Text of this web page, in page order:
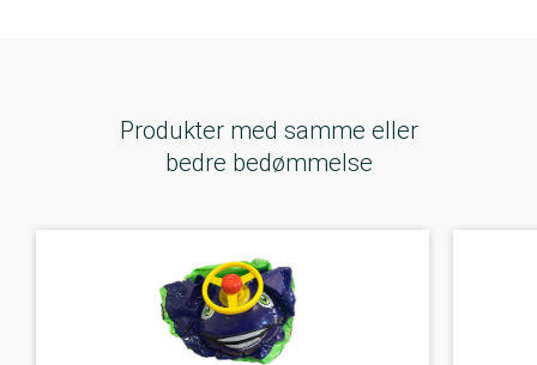
Produkter med samme eller
bedre bedømmelse